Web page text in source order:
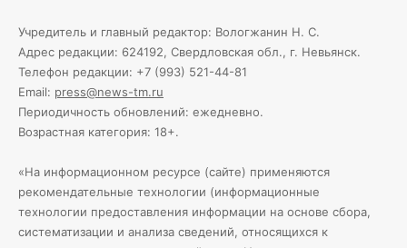
Учредитель и главный редактор: Вологжанин Н. С.
Адрес редакции: 624192, Свердловская обл., г. Невьянск.
Телефон редакции: +7 (993) 521-44-81
Email: press@news-tm.ru
Периодичность обновлений: ежедневно.
Возрастная категория: 18+.
«На информационном ресурсе (сайте) применяются
рекомендательные технологии (информационные
технологии предоставления информации на основе сбора,
систематизации и анализа сведений, относящихся к